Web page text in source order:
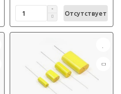
Отсутствует